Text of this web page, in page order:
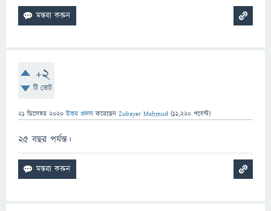
+2
টি ভোট
21 ডিসেম্বর 2020 উত্তর প্রদান করেছেন Zubayer Mahmud (11,220 পয়েন্ট)
২৫ বছর পর্যন্ত।